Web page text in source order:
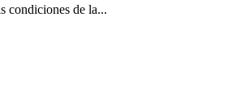
condiciones de la...